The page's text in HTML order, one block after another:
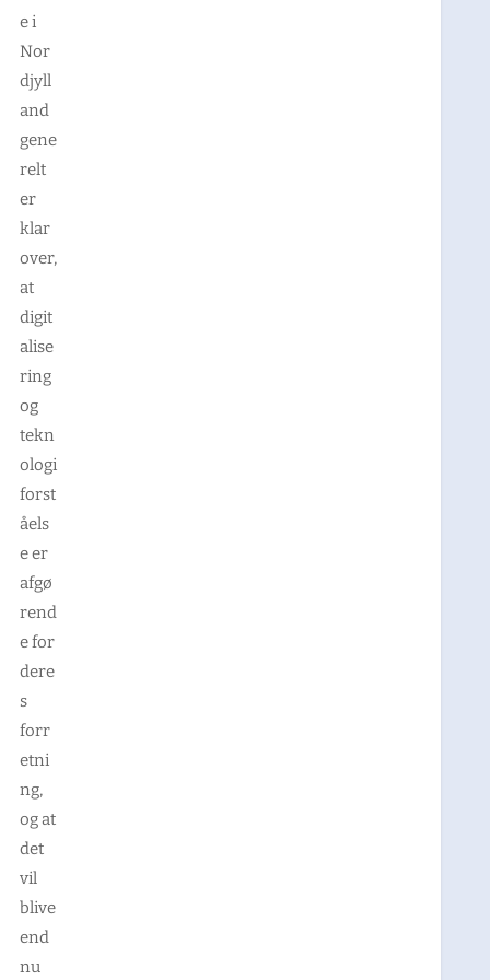
e i
Nor
djyll
and
gene
relt
er
klar
over,
at
digit
alise
ring
og
tekn
ologi
forst
åels
e er
afgø
rend
e for
dere
s
forr
etni
ng,
og at
det
vil
blive
end
nu